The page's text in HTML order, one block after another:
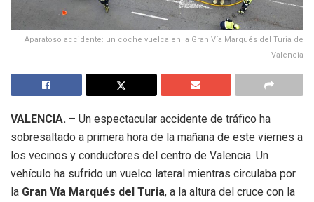
Aparatoso accidente: un coche vuelca en la Gran Vía Marqués del Turia de
Valencia
VALENCIA. – Un espectacular accidente de tráfico ha
sobresaltado a primera hora de la mañana de este viernes a
los vecinos y conductores del centro de Valencia. Un
vehículo ha sufrido un vuelco lateral mientras circulaba por
la Gran Vía Marqués del Turia, a la altura del cruce con la